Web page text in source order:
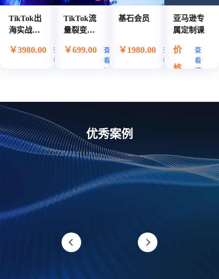
TikTok出
海实战集
下课）
￥3980.00
查
看
TikTok流
量裂变
1搭建高转
￥699.00
查
看
课
基石会员
￥1980.00
查
看
亚马逊专
属定制课
价
格
查
看
课
优秀案例